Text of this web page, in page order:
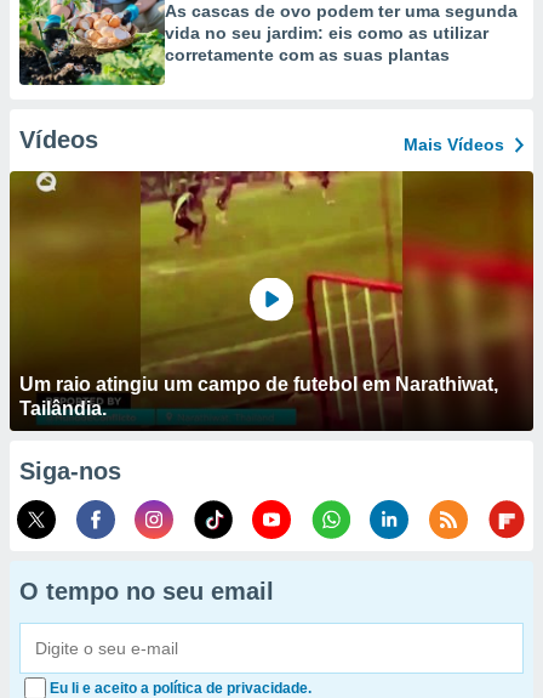
As cascas de ovo podem ter uma segunda
vida no seu jardim: eis como as utilizar
corretamente com as suas plantas
Vídeos Mais Vídeos
Um raio atingiu um campo de futebol em Narathiwat,
Tailândia.
Siga-nos
O tempo no seu email
Eu li e aceito a política de privacidade.